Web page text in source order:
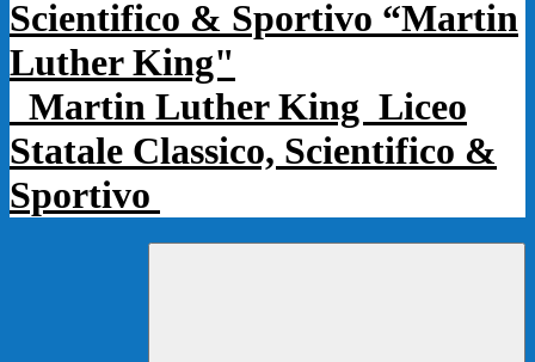
Martin Luther King Liceo
Statale Classico, Scientifico &
Sportivo